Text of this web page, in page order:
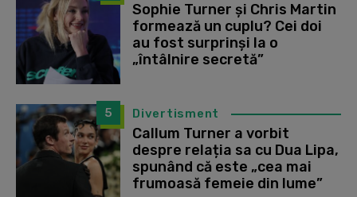
Sophie Turner și Chris Martin
formează un cuplu? Cei doi
au fost surprinși la o
„întâlnire secretă”
5 Divertisment
Callum Turner a vorbit
despre relația sa cu Dua Lipa,
spunând că este „cea mai
frumoasă femeie din lume”